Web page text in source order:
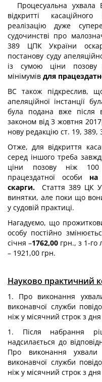
Процесуальна ухвала
відкритті
реалізацію дуже
судочинстві про
389 ЦПК України
постанову суду
із сумою ціни
мінімумів для
ВС також підкреслив,
апеляційної інстанції
була подана вже після
законом від 3 жовтня
нову редакцію ст. 19, 389,
Отже, для відкриття
серед іншого треба
ціни позову ніж 100
працездатної особи на
скарги. Стаття 389 ЦК
винятки, але поки що
у судовій практиці.
Нагадуємо, що
особу постійно
січня –1762,00 грн., з 1-го
– 1921,00 грн.
Науково практичний
1. Про виконання
виконавчої служби
ніж у місячний строк з
1. Після набрання
надсилається до
Про виконання ухвали
виконавчої служби
ніж у місячний строк з